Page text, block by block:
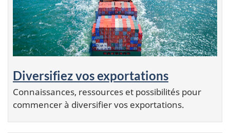
Diversifiez vos exportations
Connaissances, ressources et possibilités pour
commencer à diversifier vos exportations.